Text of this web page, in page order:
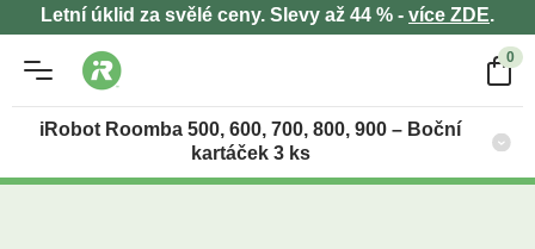
Letní úklid za svělé ceny. Slevy až 44 % - více ZDE.
0
iRobot Roomba 500, 600, 700, 800, 900 – Boční
kartáček 3 ks